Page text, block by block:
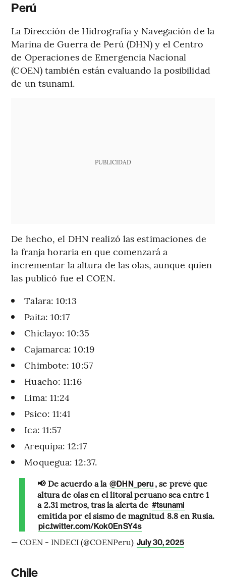
Perú
La Dirección de Hidrografía y Navegación de la
Marina de Guerra de Perú (DHN) y el Centro
de Operaciones de Emergencia Nacional
(COEN) también están evaluando la posibilidad
de un tsunami.
PUBLICIDAD
De hecho, el DHN realizó las estimaciones de
la franja horaria en que comenzará a
incrementar la altura de las olas, aunque quien
las publicó fue el COEN.
Talara: 10:13
Paita: 10:17
Chiclayo: 10:35
Cajamarca: 10:19
Chimbote: 10:57
Huacho: 11:16
Lima: 11:24
Psico: 11:41
Ica: 11:57
Arequipa: 12:17
Moquegua: 12:37.
📢 De acuerdo a la @DHN_peru , se prevé que
altura de olas en el litoral peruano sea entre 1
a 2.31 metros, tras la alerta de #tsunami
emitida por el sismo de magnitud 8.8 en Rusia.
pic.twitter.com/Kok0EnSY4s
— COEN - INDECI (@COENPeru) July 30, 2025
Chile